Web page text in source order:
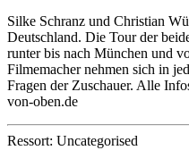
Silke Schranz und Christian
Deutschland. Die Tour der
runter bis nach München und
Filmemacher nehmen sich in
Fragen der Zuschauer. Alle
von-oben.de
Ressort: Uncategorised